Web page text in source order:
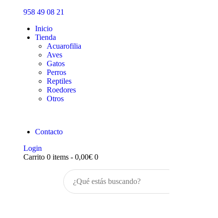
958 49 08 21
Inicio
Tienda
Acuarofilia
Aves
Gatos
Perros
Reptiles
Roedores
Otros
Contacto
Login
Carrito 0 items - 0,00€ 0
Inicio